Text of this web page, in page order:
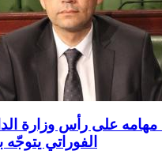
مهامه على رأس وزارة
الفوراتي يتوجّه